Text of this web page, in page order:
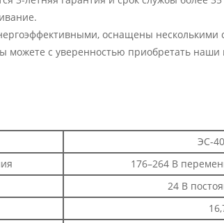
оснащены несколькими
можете с уверенностью приобретать наши
ЭС-
176–264 В
24 В